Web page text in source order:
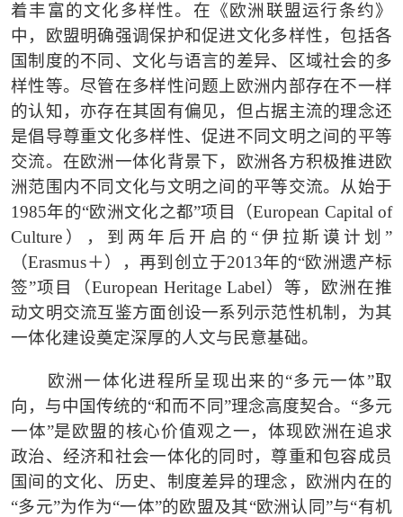
着丰富的文化多样性。在《欧洲联盟运行条约》
中，欧盟明确强调保护和促进文化多样性，包括各
国制度的不同、文化与语言的差异、区域社会的多
样性等。尽管在多样性问题上欧洲内部存在不一样
的认知，亦存在其固有偏见，但占据主流的理念还
是倡导尊重文化多样性、促进不同文明之间的平等
交流。在欧洲一体化背景下，欧洲各方积极推进欧
洲范围内不同文化与文明之间的平等交流。从始于
1985年的“欧洲文化之都”项目（European Capital of
Culture ），到两年后开启的 “伊拉斯谟计划”
（Erasmus＋），再到创立于2013年的“欧洲遗产标
签”项目（European Heritage Label）等，欧洲在推
动文明交流互鉴方面创设一系列示范性机制，为其
一体化建设奠定深厚的人文与民意基础。
欧洲一体化进程所呈现出来的“多元一体”取
向，与中国传统的“和而不同”理念高度契合。 “多元
一体”是欧盟的核心价值观之一，体现欧洲在追求
政治、经济和社会一体化的同时，尊重和包容成员
国间的文化、历史、制度差异的理念，欧洲内在的
“多元”为作为“一体”的欧盟及其“欧洲认同”与“有机